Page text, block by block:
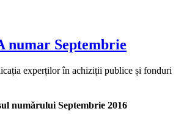
numar Septembrie
experților în achiziții publice și fonduri
numărului Septembrie 2016